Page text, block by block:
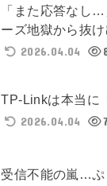
「また応答なし
ーズ地獄から抜
2026.04.04
TP-Linkは本当に
2026.04.04
受信不能の嵐…ぷ